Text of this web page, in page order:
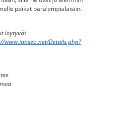
paikat paralympialaisiin.
löytyvät
www.ianseo.net/Details.php?